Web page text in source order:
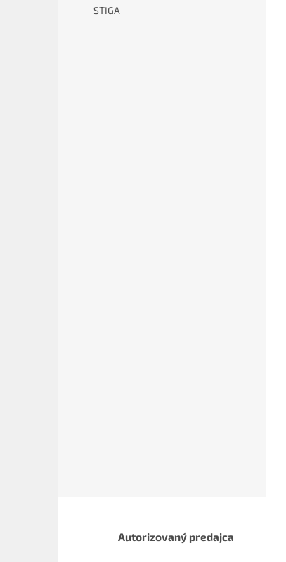
STIGA
Autorizovaný predajca